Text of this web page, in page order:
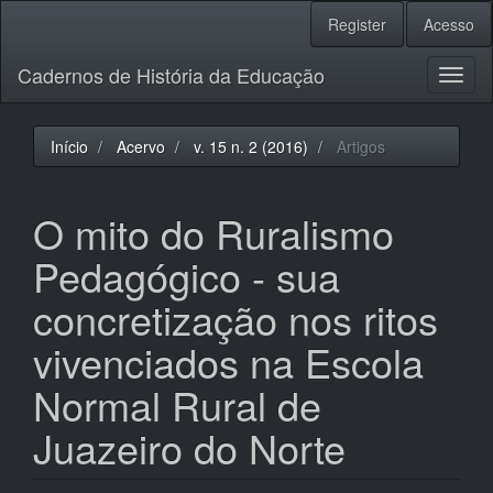
principal
Barra
Lateral
Register Acesso
Cadernos de História da Educação
Início Acervo v. 15 n. 2 (2016) Artigos
O mito do Ruralismo
Pedagógico - sua
concretização nos ritos
vivenciados na Escola
Normal Rural de
Juazeiro do Norte